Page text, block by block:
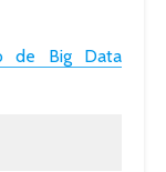
de Big Data